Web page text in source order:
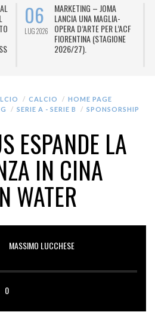
06
LUG 2026
MARKETING – JOMA
LANCIA UNA MAGLIA-
OPERA D’ARTE PER L’ACF
FIORENTINA (STAGIONE
2026/27).
CALCIO
HOME PAGE
SERIE A - SERIE B
SPONSORSHIP
ESPANDE LA
IN CINA
WATER
MASSIMO LUCCHESE
0